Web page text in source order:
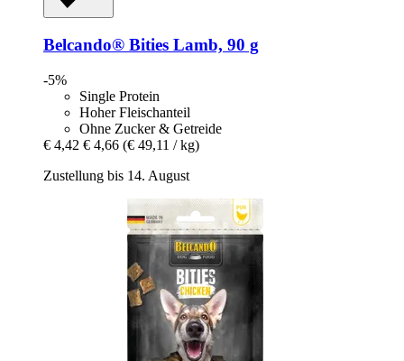
Belcando® Bities Lamb, 90 g
-5%
Single Protein
Hoher Fleischanteil
Ohne Zucker & Getreide
€ 4,42 € 4,66 (€ 49,11 / kg)
Zustellung bis 14. August